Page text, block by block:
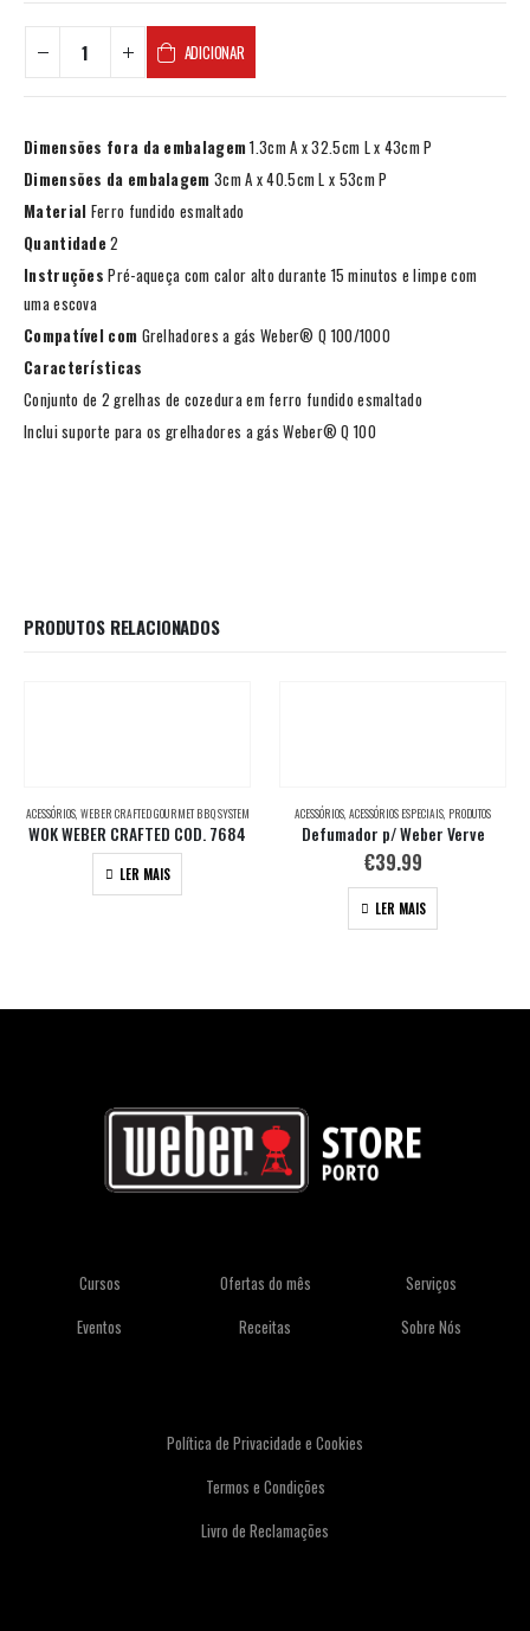
ADICIONAR
Dimensões fora da embalagem 1.3cm A x 32.5cm L x 43cm P
Dimensões da embalagem 3cm A x 40.5cm L x 53cm P
Material Ferro fundido esmaltado
Quantidade 2
Instruções Pré-aqueça com calor alto durante 15 minutos e limpe com
uma escova
Compatível com Grelhadores a gás Weber® Q 100/1000
Características
Conjunto de 2 grelhas de cozedura em ferro fundido esmaltado
Inclui suporte para os grelhadores a gás Weber® Q 100
PRODUTOS RELACIONADOS
ACESSÓRIOS, WEBER CRAFTED GOURMET BBQ SYSTEM
WOK WEBER CRAFTED COD. 7684
LER MAIS
ACESSÓRIOS, ACESSÓRIOS ESPECIAIS, PRODUTOS
Defumador p/ Weber Verve
€39.99
LER MAIS
Cursos
Eventos
Ofertas do mês
Receitas
Serviços
Sobre Nós
Política de Privacidade e Cookies
Termos e Condições
Livro de Reclamações